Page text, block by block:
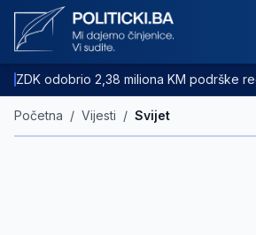
Početna / Vijesti / Svijet